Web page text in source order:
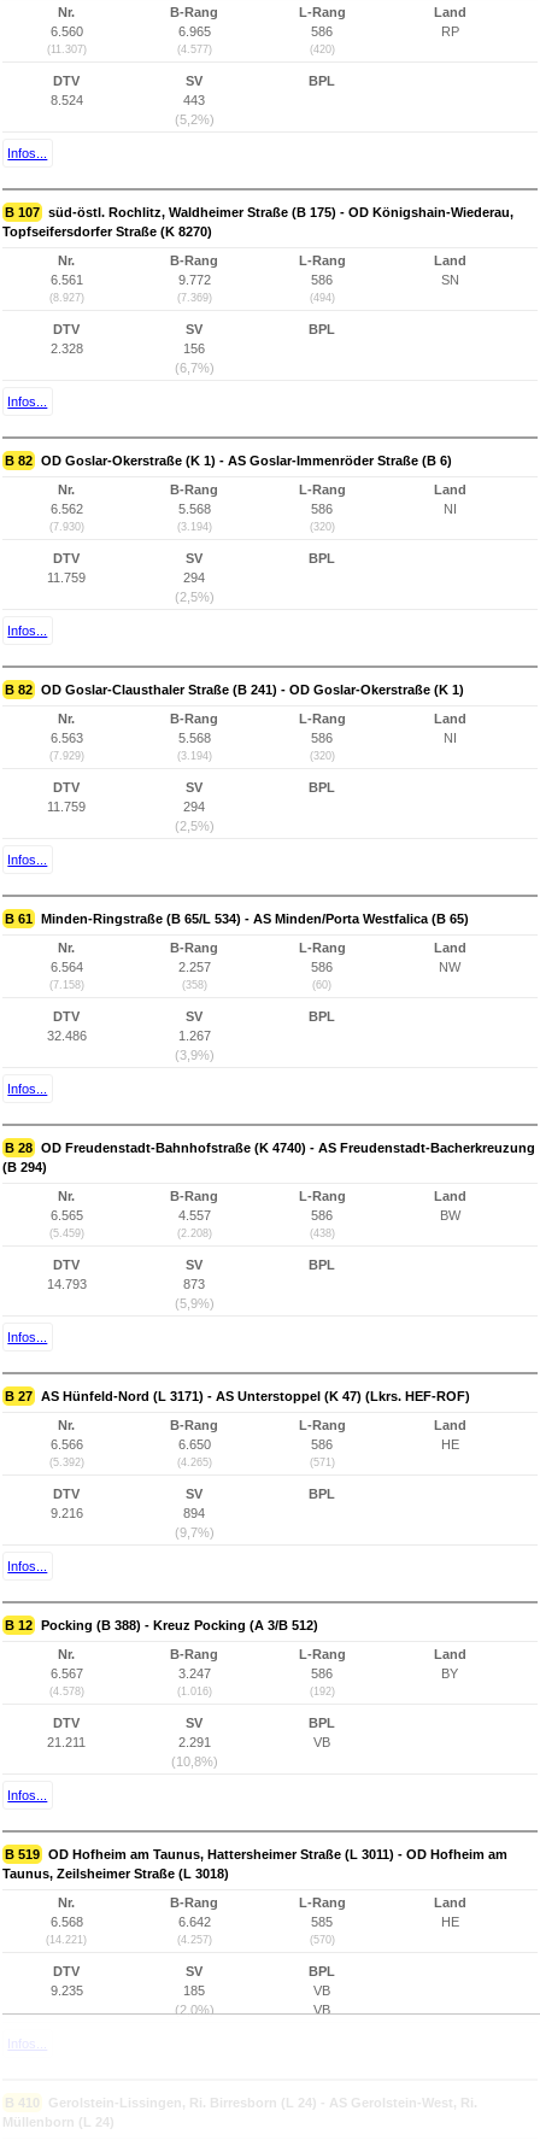
Nr.
6.560
(11.307)
B-Rang
6.965
(4.577)
L-Rang
586
(420)
Land
RP
DTV
8.524
SV
443
(5,2%)
BPL
Infos...
B 107 süd-östl. Rochlitz, Waldheimer Straße (B 175) - OD Königshain-Wiederau,
Topfseifersdorfer Straße (K 8270)
Nr.
6.561
(8.927)
B-Rang
9.772
(7.369)
L-Rang
586
(494)
Land
SN
DTV
2.328
SV
156
(6,7%)
BPL
Infos...
B 82 OD Goslar-Okerstraße (K 1) - AS Goslar-Immenröder Straße (B 6)
Nr.
6.562
(7.930)
B-Rang
5.568
(3.194)
L-Rang
586
(320)
Land
NI
DTV
11.759
SV
294
(2,5%)
BPL
Infos...
B 82 OD Goslar-Clausthaler Straße (B 241) - OD Goslar-Okerstraße (K 1)
Nr.
6.563
(7.929)
B-Rang
5.568
(3.194)
L-Rang
586
(320)
Land
NI
DTV
11.759
SV
294
(2,5%)
BPL
Infos...
B 61 Minden-Ringstraße (B 65/L 534) - AS Minden/Porta Westfalica (B 65)
Nr.
6.564
(7.158)
B-Rang
2.257
(358)
L-Rang
586
(60)
Land
NW
DTV
32.486
SV
1.267
(3,9%)
BPL
Infos...
B 28 OD Freudenstadt-Bahnhofstraße (K 4740) - AS Freudenstadt-Bacherkreuzung
(B 294)
Nr.
6.565
(5.459)
B-Rang
4.557
(2.208)
L-Rang
586
(438)
Land
BW
DTV
14.793
SV
873
(5,9%)
BPL
Infos...
B 27 AS Hünfeld-Nord (L 3171) - AS Unterstoppel (K 47) (Lkrs. HEF-ROF)
Nr.
6.566
(5.392)
B-Rang
6.650
(4.265)
L-Rang
586
(571)
Land
HE
DTV
9.216
SV
894
(9,7%)
BPL
Infos...
B 12 Pocking (B 388) - Kreuz Pocking (A 3/B 512)
Nr.
6.567
(4.578)
B-Rang
3.247
(1.016)
L-Rang
586
(192)
Land
BY
DTV
21.211
SV
2.291
(10,8%)
BPL
VB
Infos...
B 519 OD Hofheim am Taunus, Hattersheimer Straße (L 3011) - OD Hofheim am
Taunus, Zeilsheimer Straße (L 3018)
Nr.
6.568
(14.221)
B-Rang
6.642
(4.257)
L-Rang
585
(570)
Land
HE
DTV
9.235
SV
185
(2,0%)
BPL
VB
VB
Infos...
B 410
Gerolstein-Lissingen, Ri. Birresborn (L 24) - AS Gerolstein-West, Ri.
Müllenborn (L 24)